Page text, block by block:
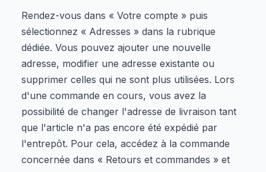
Rendez-vous dans « Votre compte » puis
sélectionnez « Adresses » dans la rubrique
dédiée. Vous pouvez ajouter une nouvelle
adresse, modifier une adresse existante ou
supprimer celles qui ne sont plus utilisées. Lors
d'une commande en cours, vous avez la
possibilité de changer l'adresse de livraison tant
que l'article n'a pas encore été expédié par
l'entrepôt. Pour cela, accédez à la commande
concernée dans « Retours et commandes » et